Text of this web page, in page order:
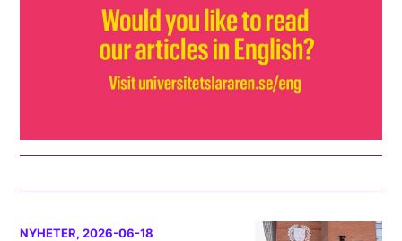
NYHETER, 2026-06-18